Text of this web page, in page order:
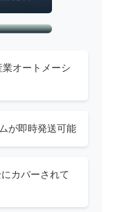
オートメーシ
が即時発送可能
カバーされて